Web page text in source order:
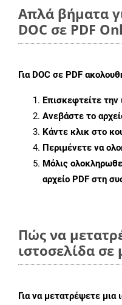
Απλά βήματα
DOC σε PDF
Για DOC σε PDF
Επισκεφτείτε την
Ανεβάστε το
Κάντε κλικ στο
Περιμένετε να
Μόλις
αρχείο PDF στη
Πώς να
ιστοσελίδα
Για να μετατρέψετε μια